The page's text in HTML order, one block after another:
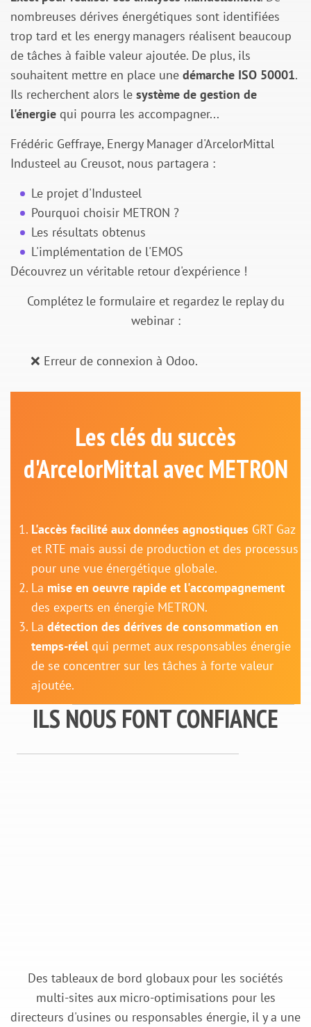
nombreuses dérives énergétiques sont identifiées
trop tard et les energy managers réalisent beaucoup
de tâches à faible valeur ajoutée. De plus, ils
souhaitent mettre en place une démarche ISO 50001.
Ils recherchent alors le système de gestion de
l'énergie qui pourra les accompagner...
Frédéric Geffraye, Energy Manager d'ArcelorMittal
Industeel au Creusot, nous partagera :
Le projet d'Industeel
Pourquoi choisir METRON ?
Les résultats obtenus
L'implémentation de l'EMOS
Découvrez un véritable retour d'expérience !
Complétez le formulaire et regardez le replay du
webinar :
❌ Erreur de connexion à Odoo.
Les clés du succès
d'ArcelorMittal avec METRON
L'accès facilité aux données agnostiques GRT Gaz
et RTE mais aussi de production et des processus
pour une vue énergétique globale.
La mise en oeuvre rapide et l'accompagnement
des experts en énergie METRON.
La détection des dérives de consommation en
temps-réelqui permet aux responsables énergie
de se concentrer sur les tâches à forte valeur
ajoutée.
ILS NOUS FONT CONFIANCE
Des tableaux de bord globaux pour les sociétés
multi-sites aux micro-optimisations pour les
directeurs d'usines ou responsables énergie, il y a une